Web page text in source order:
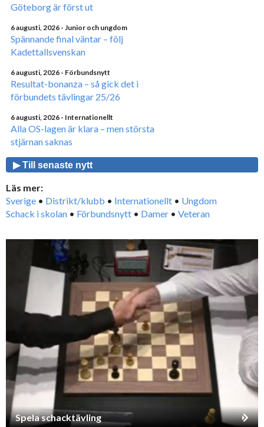
Göteborg är först ut
6 augusti, 2026 - Junior och ungdom
Spännande final väntar – följ
Kadettallsvenskan
6 augusti, 2026 - Förbundsnytt
Resultat-bonanza – så gick det i
förbundets tävlingar 25/26
6 augusti, 2026 - Internationellt
Alla OS-lagen är klara – men största
stjärnan saknas
▶ Till senaste nytt
Läs mer:
Sverige • Distrikt/klubb • Internationellt • Ungdom
Schack i skolan • Förbundsnytt • Damer • Veteran
Spela schacktävling